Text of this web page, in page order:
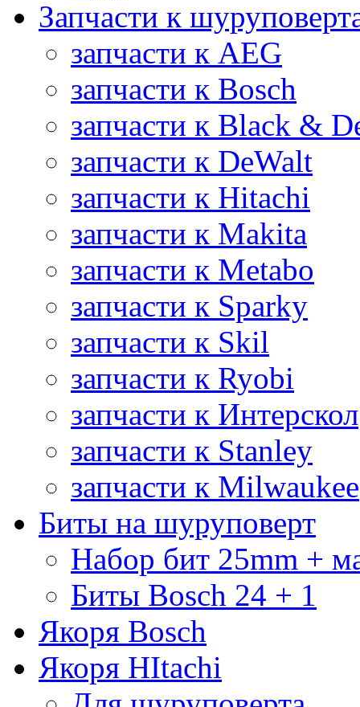
Запчасти к
запчасти к AEG
запчасти к Bosch
запчасти к Black &
запчасти к DeWalt
запчасти к Hitachi
запчасти к Makita
запчасти к Metabo
запчасти к Sparky
запчасти к Skil
запчасти к Ryobi
запчасти к Интерскол
запчасти к Stanley
запчасти к Milwaukee
Биты на шуруповерт
Набор бит 25mm +
Биты Bosch 24 + 1
Якоря Bosch
Якоря HItachi